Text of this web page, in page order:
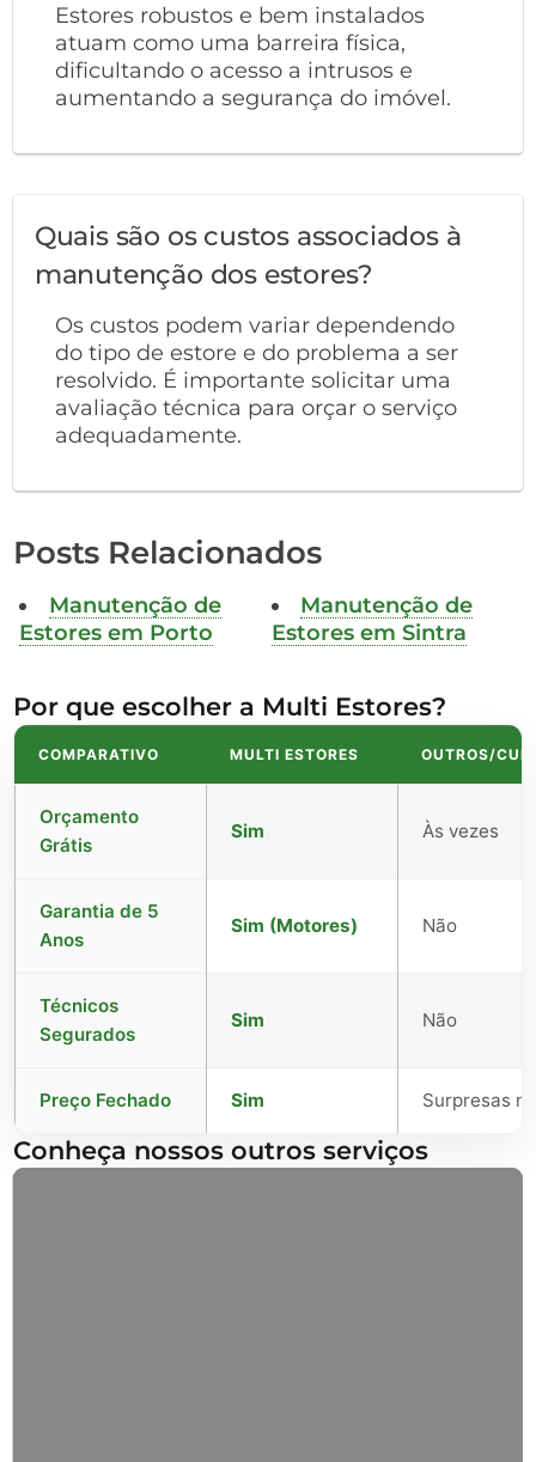
Estores robustos e bem instalados
atuam como uma barreira física,
dificultando o acesso a intrusos e
aumentando a segurança do imóvel.
Quais são os custos associados à
manutenção dos estores?
Os custos podem variar dependendo
do tipo de estore e do problema a ser
resolvido. É importante solicitar uma
avaliação técnica para orçar o serviço
adequadamente.
Posts Relacionados
Manutenção de
Estores em Porto
Manutenção de
Estores em Sintra
Por que escolher a Multi Estores?
COMPARATIVO MULTI ESTORES OUTROS/
Orçamento
Grátis
Sim Às vezes
Garantia de 5
Anos
Sim (Motores) Não
Técnicos
Segurados
Sim Não
Preço Fechado Sim Surpresas
Conheça nossos outros serviços